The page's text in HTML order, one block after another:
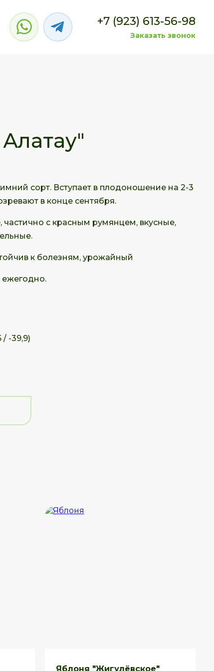
+7 (923) 613-56-98
Заказать звонок
сорт. Вступает в плодоношение на 2-3
в конце сентября.
с красным румянцем, вкусные,
к болезням, урожайный
ежегодно.
/ -39,9)
Яблоня "Жигулёвское"